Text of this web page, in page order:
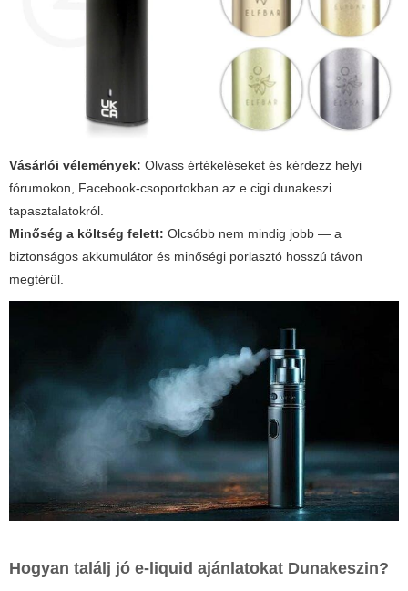
Vásárlói vélemények: Olvass értékeléseket és kérdezz helyi
fórumokon, Facebook-csoportokban az e cigi dunakeszi
tapasztalatokról.
Minőség a költség felett: Olcsóbb nem mindig jobb — a
biztonságos akkumulátor és minőségi porlasztó hosszú távon
megtérül.
Hogyan találj jó e-liquid ajánlatokat Dunakeszin?